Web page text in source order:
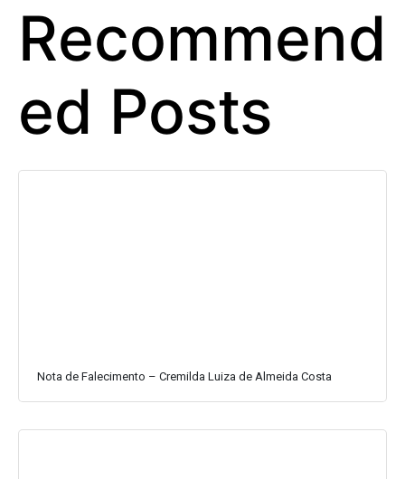
Recommend
ed Posts
Nota de Falecimento – Cremilda Luiza de Almeida Costa